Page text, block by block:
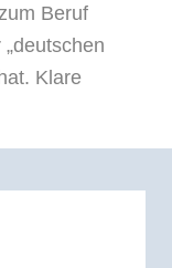
Beruf
Klare